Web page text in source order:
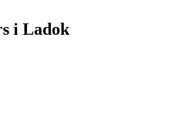
i Ladok